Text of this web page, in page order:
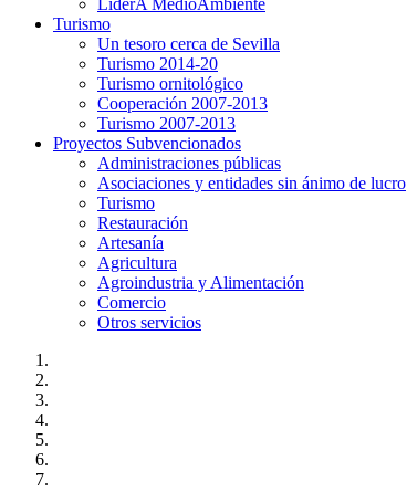
LiderA MedioAmbiente
Turismo
Un tesoro cerca de Sevilla
Turismo 2014-20
Turismo ornitológico
Cooperación 2007-2013
Turismo 2007-2013
Proyectos Subvencionados
Administraciones públicas
Asociaciones y entidades sin ánimo de lucro
Turismo
Restauración
Artesanía
Agricultura
Agroindustria y Alimentación
Comercio
Otros servicios